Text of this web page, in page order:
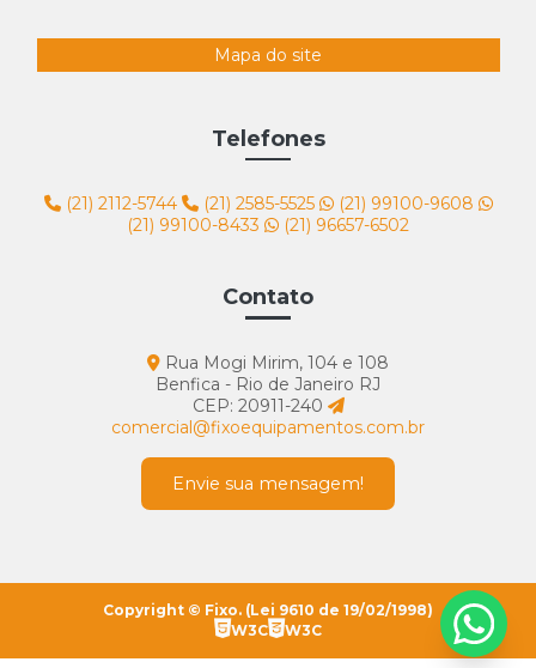
Mapa do site
Telefones
(21) 2112-5744 (21) 2585-5525
(21) 99100-9608
(21) 99100-8433
(21) 96657-6502
Contato
Rua Mogi Mirim, 104 e 108
Benfica - Rio de Janeiro RJ
CEP: 20911-240
comercial@fixoequipamentos.com.br
Envie sua mensagem!
Copyright © Fixo. (Lei 9610 de 19/02/1998)
W3C
W3C